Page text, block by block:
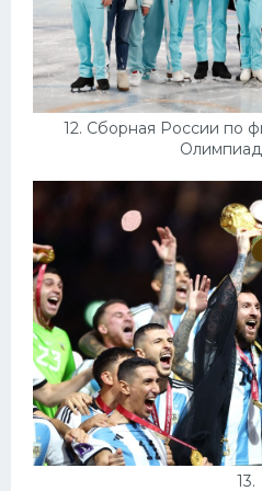
12. Сборная России по
13.